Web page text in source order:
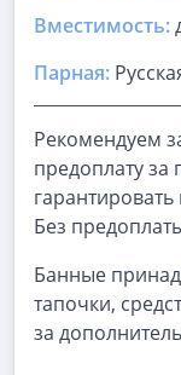
Вместимость:
Парная:
Рекомендуем
предоплату
Без
Банные
тапочки,
за